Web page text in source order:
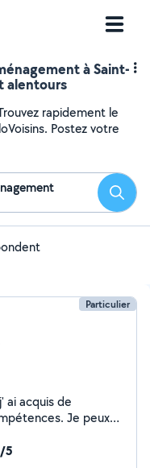
à Saint-
alentours
rapidement le
Postez votre
Particulier
ai acquis de
Je peux
de nombreux
5